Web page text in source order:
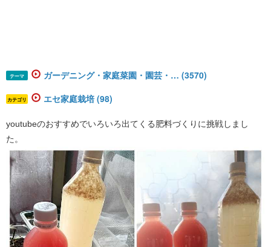
テーマ ガーデニング・家庭菜園・園芸・… (3570)
カテゴリ エセ家庭栽培 (98)
youtubeのおすすめでいろいろ出てくる肥料づくりに挑戦しまし
た。